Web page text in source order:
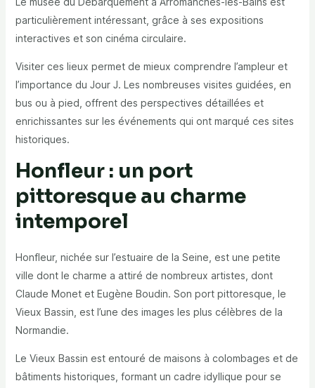
particulièrement intéressant, grâce à ses expositions
interactives et son cinéma circulaire.
Visiter ces lieux permet de mieux comprendre l’ampleur et
l’importance du Jour J. Les nombreuses visites guidées, en
bus ou à pied, offrent des perspectives détaillées et
enrichissantes sur les événements qui ont marqué ces sites
historiques.
Honfleur : un port
pittoresque au charme
intemporel
Honfleur, nichée sur l’estuaire de la Seine, est une petite
ville dont le charme a attiré de nombreux artistes, dont
Claude Monet et Eugène Boudin. Son port pittoresque, le
Vieux Bassin, est l’une des images les plus célèbres de la
Normandie.
Le Vieux Bassin est entouré de maisons à colombages et de
bâtiments historiques, formant un cadre idyllique pour se